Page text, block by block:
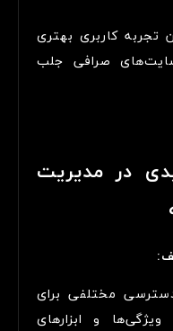
تجربه کاربری بهتری
صرافی جلب
در مدیریت
مختلفی برای
و ابزارهای